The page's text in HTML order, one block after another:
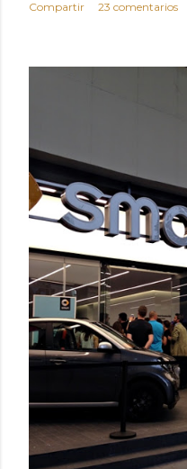
Compartir 23 comentarios